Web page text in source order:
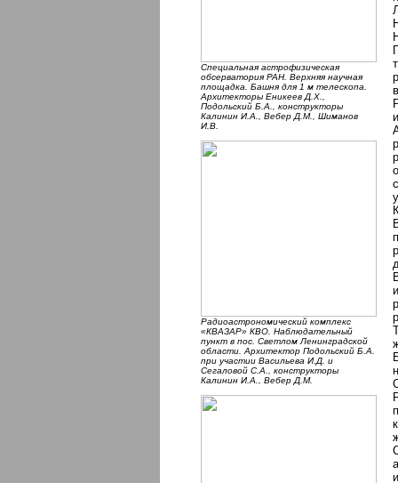
Специальная астрофизическая
обсерватория РАН. Верхняя научная
площадка. Башня для 1 м телескопа.
Архитекторы Еникеев Д.Х.,
Подольский Б.А., конструкторы
Калинин И.А., Вебер Д.М., Шиманов
И.В.
Радиоастрономический комплекс
«КВАЗАР» КВО. Наблюдательный
пункт в пос. Светлом Ленинградской
области. Архитектор Подольский Б.А.
при участии Васильева И.Д. и
Сегаловой С.А., конструкторы
Калинин И.А., Вебер Д.М.